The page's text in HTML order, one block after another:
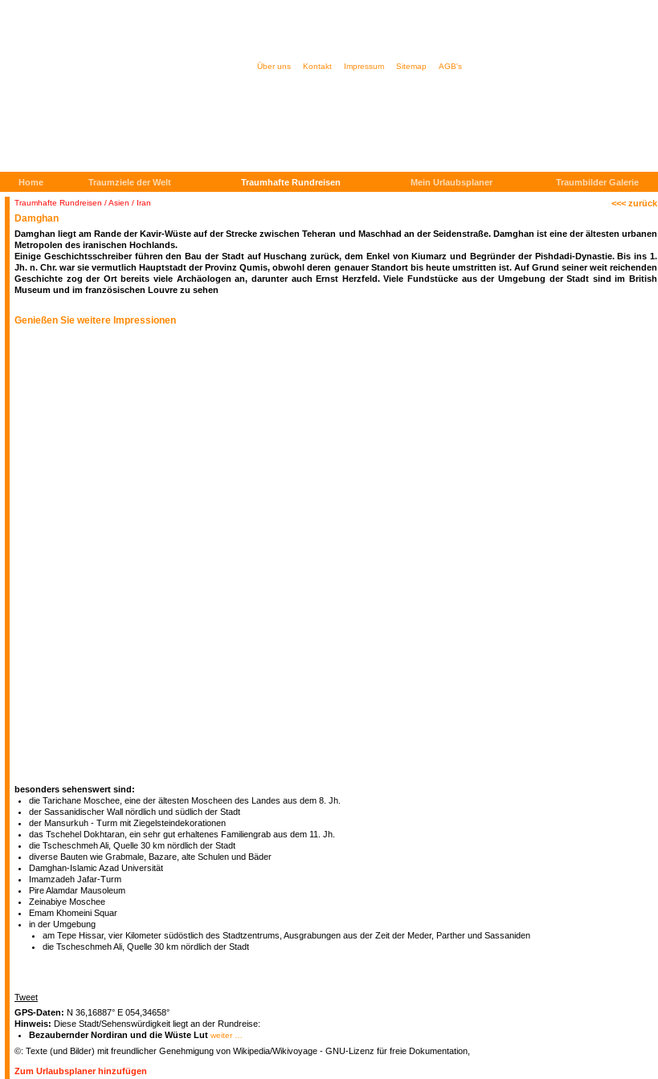
<<< zurück
Traumhafte Rundreisen /Asien / Iran
Damghan
Damghan liegt am Rande der Kavir-Wüste auf der Strecke zwischen Teheran und Maschhad an der Seidenstraße. Damghan ist eine der ältesten urbanen
Metropolen des iranischen Hochlands.
Einige Geschichtsschreiber führen den Bau der Stadt auf Huschang zurück, dem Enkel von Kiumarz und Begründer der Pishdadi-Dynastie. Bis ins 1.
Jh. n. Chr. war sie vermutlich Hauptstadt der Provinz Qumis, obwohl deren genauer Standort bis heute umstritten ist. Auf Grund seiner weit reichenden
Geschichte zog der Ort bereits viele Archäologen an, darunter auch Ernst Herzfeld. Viele Fundstücke aus der Umgebung der Stadt sind im British
Museum und im französischen Louvre zu sehen
Genießen Sie weitere Impressionen
besonders sehenswert sind:
die Tarichane Moschee, eine der ältesten Moscheen des Landes aus dem 8. Jh.
der Sassanidischer Wall nördlich und südlich der Stadt
der Mansurkuh - Turm mit Ziegelsteindekorationen
das Tschehel Dokhtaran, ein sehr gut erhaltenes Familiengrab aus dem 11. Jh.
die Tscheschmeh Ali, Quelle 30 km nördlich der Stadt
diverse Bauten wie Grabmale, Bazare, alte Schulen und Bäder
Damghan-Islamic Azad Universität
Imamzadeh Jafar-Turm
Pire Alamdar Mausoleum
Zeinabiye Moschee
Emam Khomeini Squar
in der Umgebung
am Tepe Hissar, vier Kilometer südöstlich des Stadtzentrums, Ausgrabungen aus der Zeit der Meder, Parther und Sassaniden
die Tscheschmeh Ali, Quelle 30 km nördlich der Stadt
Tweet
GPS-Daten: N 36,16887° E 054,34658°
Hinweis: Diese Stadt/Sehenswürdigkeit liegt an der Rundreise:
Bezaubernder Nordiran und die Wüste Lutweiter …
©: Texte (und Bilder) mit freundlicher Genehmigung von Wikipedia/Wikivoyage - GNU-Lizenz für freie Dokumentation,
Zum Urlaubsplaner hinzufügen
Über uns Kontakt Impressum Sitemap AGB's
Home Traumziele der Welt Traumhafte Rundreisen Mein Urlaubsplaner Traumbilder Galerie